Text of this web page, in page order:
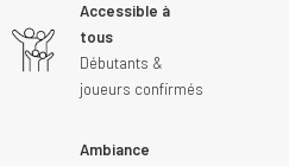
Accessible à
tous
Débutants &
joueurs confirmés
Ambiance